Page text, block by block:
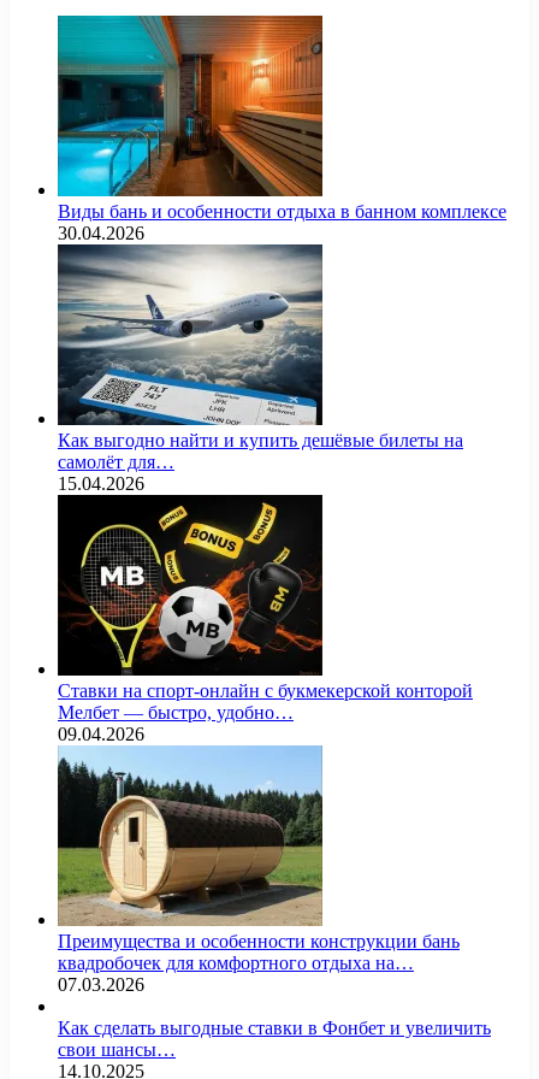
Виды бань и особенности отдыха в банном комплексе
30.04.2026
Как выгодно найти и купить дешёвые билеты на
самолёт для…
15.04.2026
Ставки на спорт-онлайн с букмекерской конторой
Мелбет — быстро, удобно…
09.04.2026
Преимущества и особенности конструкции бань
квадробочек для комфортного отдыха на…
07.03.2026
Как сделать выгодные ставки в Фонбет и увеличить
свои шансы…
14.10.2025